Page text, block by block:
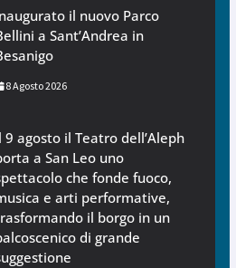
il nuovo Parco
a Sant’Andrea in
8 Agosto 2026
9 agosto il Teatro dell’Aleph
a San Leo uno
che fonde fuoco,
e arti performative,
il borgo in un
di grande